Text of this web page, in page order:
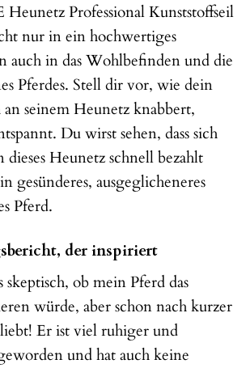
Professional Kunststoffseil
nur in ein hochwertiges
auch in das Wohlbefinden und die
Pferdes. Stell dir vor, wie dein
seinem Heunetz knabbert,
Du wirst sehen, dass sich
Heunetz schnell bezahlt
gesünderes, ausgeglicheneres
Pferd.
der inspiriert
skeptisch, ob mein Pferd das
würde, aber schon nach kurzer
Er ist viel ruhiger und
und hat auch keine